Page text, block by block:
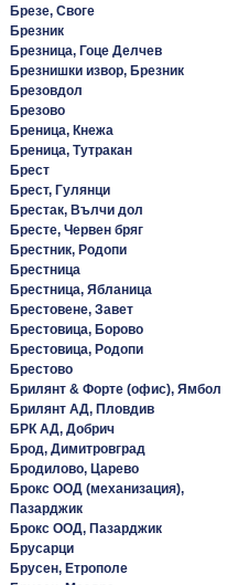
Брезе, Своге
Брезник
Брезница, Гоце Делчев
Брезнишки извор, Брезник
Брезовдол
Брезово
Бреница, Кнежа
Бреница, Тутракан
Брест
Брест, Гулянци
Брестак, Вълчи дол
Бресте, Червен бряг
Брестник, Родопи
Брестница
Брестница, Ябланица
Брестовене, Завет
Брестовица, Борово
Брестовица, Родопи
Брестово
Брилянт & Форте (офис), Ямбол
Брилянт АД, Пловдив
БРК АД, Добрич
Брод, Димитровград
Бродилово, Царево
Брокс ООД (механизация),
Пазарджик
Брокс ООД, Пазарджик
Брусарци
Брусен, Етрополе